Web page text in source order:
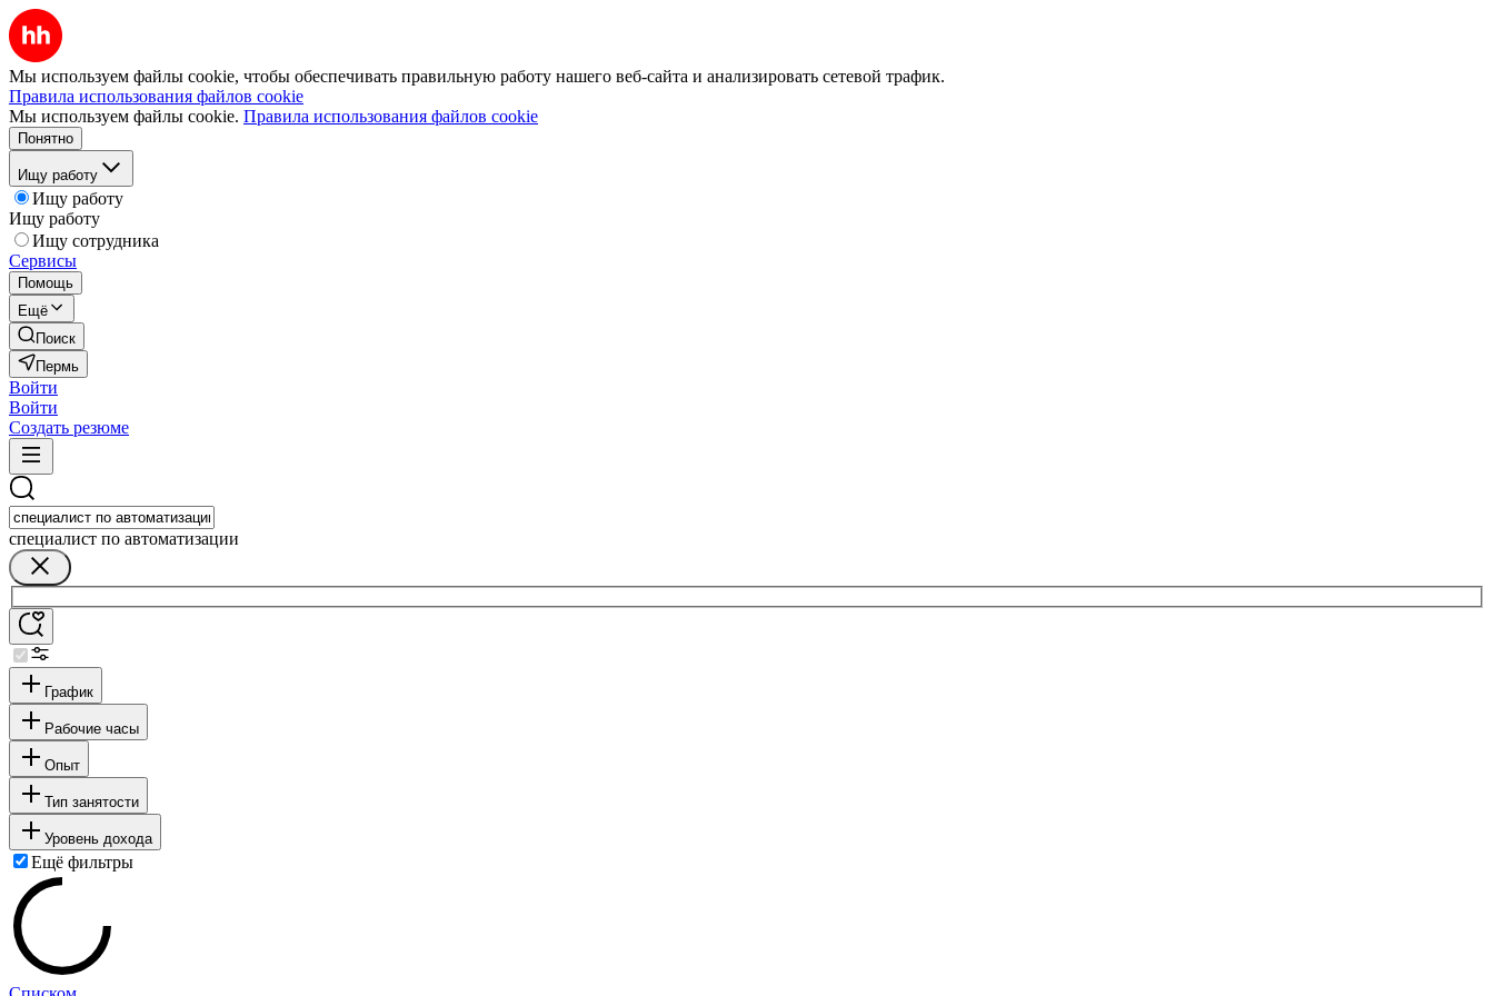
Мы используем файлы cookie, чтобы обеспечивать правильную работу нашего веб-сайта и анализировать сетевой трафик.
Правила использования файлов cookie
Мы используем файлы cookie. Правила использования файлов cookie
Понятно
Ищу работу
Ищу работу
Ищу работу
Ищу сотрудника
Сервисы
Помощь
Ещё
Поиск
Пермь
Войти
Войти
Создать резюме
специалист по автоматизации
График
Рабочие часы
Опыт
Тип занятости
Уровень дохода
Ещё фильтры